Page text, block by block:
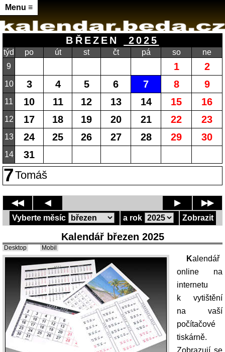
Menu ≡
BŘEZEN 2025
týd po út st čt pá so
ne
9
1 2
10 3 4 5 6 7 8 9
11 10 11 12 13 14 15 16
12 17 18 19 20 21 22 23
13 24 25 26 27 28 29 30
14 31
7Tomáš
Vyberte měsíc a rok Zobrazit
◀◀ ◀ ▶ ▶▶
Kalendář březen 2025
Desktop Mobil
Kalendář
online na
internetu
k vytištění
na vaší
počítačové
tiskárně.
Zobrazují se